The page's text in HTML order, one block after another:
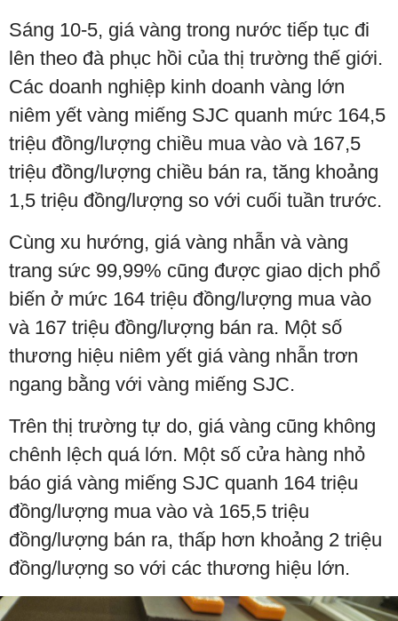
Sáng 10-5, giá vàng trong nước tiếp tục đi
lên theo đà phục hồi của thị trường thế giới.
Các doanh nghiệp kinh doanh vàng lớn
niêm yết vàng miếng SJC quanh mức 164,5
triệu đồng/lượng chiều mua vào và 167,5
triệu đồng/lượng chiều bán ra, tăng khoảng
1,5 triệu đồng/lượng so với cuối tuần trước.
Cùng xu hướng, giá vàng nhẫn và vàng
trang sức 99,99% cũng được giao dịch phổ
biến ở mức 164 triệu đồng/lượng mua vào
và 167 triệu đồng/lượng bán ra. Một số
thương hiệu niêm yết giá vàng nhẫn trơn
ngang bằng với vàng miếng SJC.
Trên thị trường tự do, giá vàng cũng không
chênh lệch quá lớn. Một số cửa hàng nhỏ
báo giá vàng miếng SJC quanh 164 triệu
đồng/lượng mua vào và 165,5 triệu
đồng/lượng bán ra, thấp hơn khoảng 2 triệu
đồng/lượng so với các thương hiệu lớn.